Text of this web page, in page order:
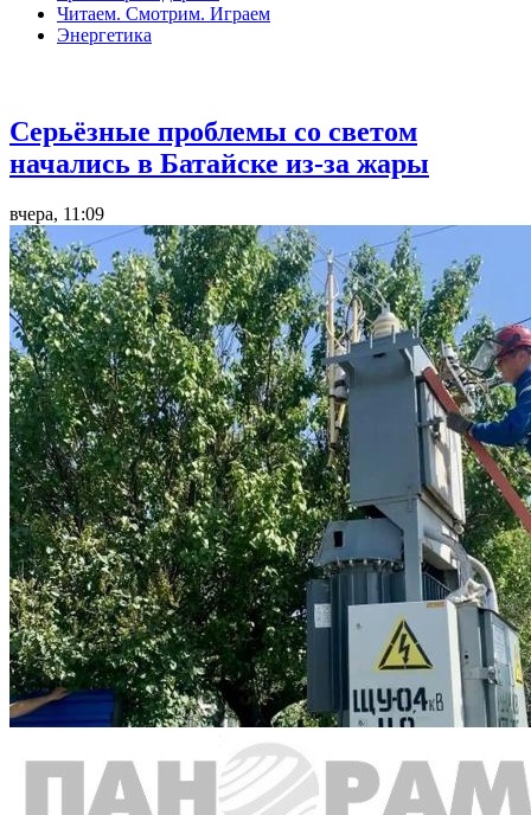
Читаем. Смотрим. Играем
Энергетика
Серьёзные проблемы со светом
начались в Батайске из-за жары
вчера, 11:09